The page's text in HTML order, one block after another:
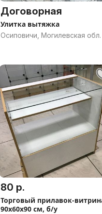
Договорная
Улитка вытяжка
Осиповичи, Могилевская обл.
80 р.
Торговый прилавок-
90x60x90 см, б/у